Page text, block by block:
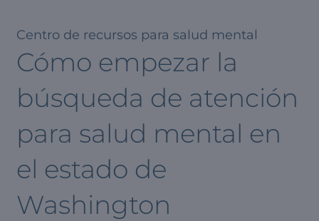
Centro de recursos para salud mental
Cómo empezar la
búsqueda de atención
para salud mental en
el estado de
Washington